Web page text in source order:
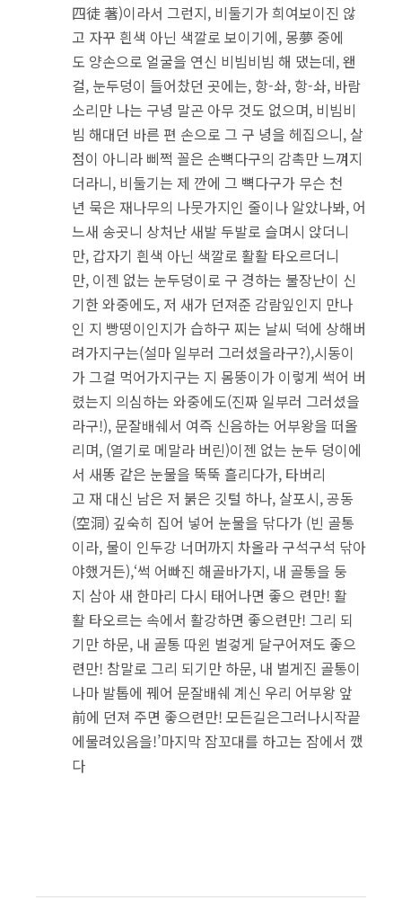
四徒 著)이라서 그런지, 비둘기가 희여보이진 않
고 자꾸 흰색 아닌 색깔로 보이기에, 몽夢 중에
도 양손으로 얼굴을 연신 비빔비빔 해 댔는데, 왠
걸, 눈두덩이 들어찼던 곳에는, 항-솨, 항-솨, 바람
소리만 나는 구녕 말곤 아무 것도 없으며, 비빔비
빔 해대던 바른 편 손으로 그 구 녕을 헤집으니, 살
점이 아니라 삐쩍 꼴은 손뼉다구의 감촉만 느껴지
더라니, 비둘기는 제 깐에 그 뼉다구가 무슨 천
년 묵은 재나무의 나뭇가지인 줄이나 알았나봐, 어
느새 송곳니 상처난 새발 두발로 슬며시 앉더니
만, 갑자기 흰색 아닌 색깔로 활활 타오르더니
만, 이젠 없는 눈두덩이로 구 경하는 불장난이 신
기한 와중에도, 저 새가 던져준 감람잎인지 만나
인 지 빵떵이인지가 습하구 찌는 날씨 덕에 상해버
려가지구는(설마 일부러 그러셨을라구?),시동이
가 그걸 먹어가지구는 지 몸뚱이가 이렇게 썩어 버
렸는지 의심하는 와중에도(진짜 일부러 그러셨을
라구!), 문잘배쉐서 여즉 신음하는 어부왕을 떠올
리며, (열기로 메말라 버린)이젠 없는 눈두 덩이에
서 새똥 같은 눈물을 뚝뚝 흘리다가, 타버리
고 재 대신 남은 저 붉은 깃털 하나, 살포시, 공동
(空洞) 깊숙히 집어 넣어 눈물을 닦다가 (빈 골통
이라, 물이 인두강 너머까지 차올라 구석구석 닦아
야했거든),‘썩 어빠진 해골바가지, 내 골통을 둥
지 삼아 새 한마리 다시 태어나면 좋으 련만! 활
활 타오르는 속에서 활강하면 좋으련만! 그리 되
기만 하문, 내 골통 따윈 벌겋게 달구어져도 좋으
련만! 참말로 그리 되기만 하문, 내 벌게진 골통이
나마 발톱에 꿰어 문잘배쉐 계신 우리 어부왕 앞
前에 던져 주면 좋으련만! 모든길은그러나시작끝
에물려있음을!’마지막 잠꼬대를 하고는 잠에서 깼
다